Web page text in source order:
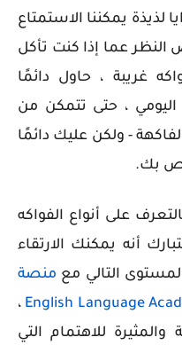
لذيذة يمكننا الاستمتاع
عما إذا كنت تأكل
غريبة ، حاول دائمًا
، حتى تتمكن من
- ولكن عليك دائمًا
بك.
على أنواع الفواكه
أنه يمكنك الارتقاء
التالي مع منصة
،
للاهتمام التي